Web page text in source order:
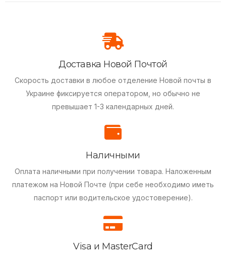
Доставка Новой Почтой
Скорость доставки в любое отделение Новой почты в
Украине фиксируется оператором, но обычно не
превышает 1-3 календарных дней.
Наличными
Оплата наличными при получении товара. Наложенным
платежом на Новой Почте (при себе необходимо иметь
паспорт или водительское удостоверение).
Visa и MasterCard